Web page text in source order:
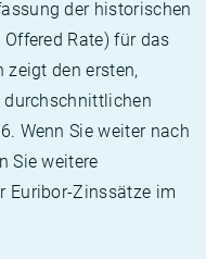
der historischen
Rate) für das
zeigt den ersten,
durchschnittlichen
Wenn Sie weiter nach
Sie weitere
Euribor-Zinssätze im